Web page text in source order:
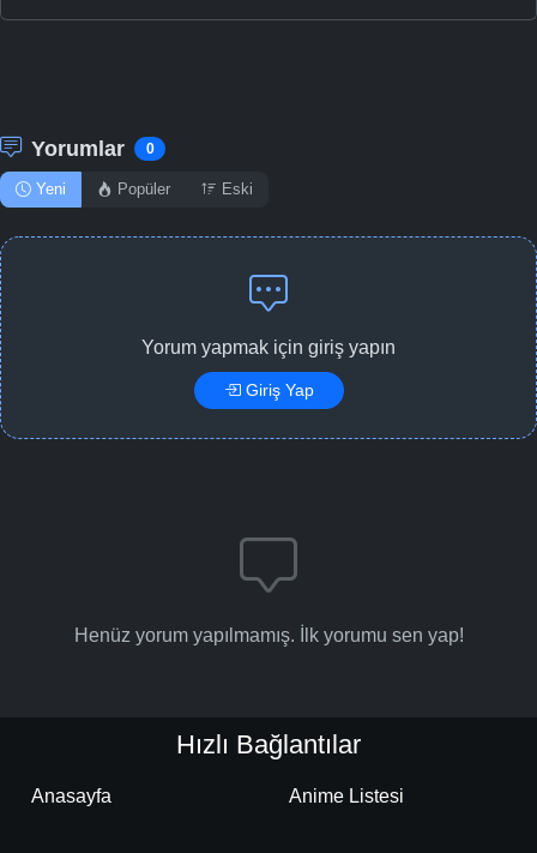
Yorumlar 0
Yeni Popüler Eski
Yorum yapmak için giriş yapın
Giriş Yap
Henüz yorum yapılmamış. İlk yorumu sen yap!
Hızlı Bağlantılar
Anasayfa Anime Listesi